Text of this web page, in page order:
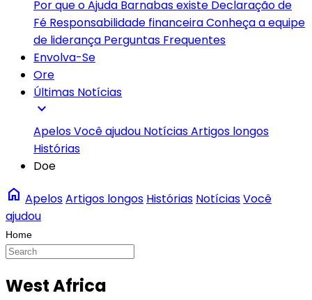
Por que o Ajuda Barnabas existe Declaração de
Fé Responsabilidade financeiraConheça a equipe
de liderança Perguntas Frequentes
Envolva-Se
Ore
Últimas Notícias
expand_more
ApelosVocê ajudou NotíciasArtigos longos
Histórias
Doe
home ApelosArtigos longos Histórias NotíciasVocê
ajudou
West Africa